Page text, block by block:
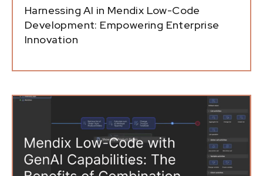
Harnessing AI in Mendix Low-Code
Development: Empowering Enterprise
Innovation